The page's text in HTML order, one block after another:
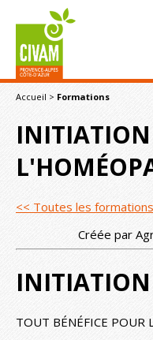
Accueil > Formations
<< Toutes les formations
Créée par
TOUT BÉNÉFICE POUR